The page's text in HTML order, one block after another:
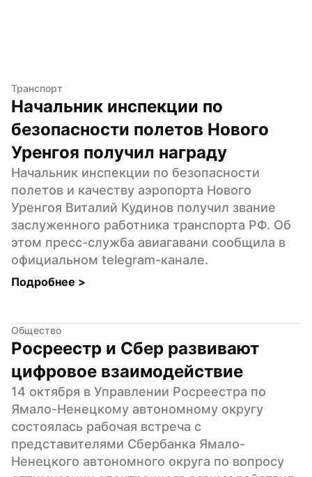
Транспорт
Начальник инспекции по
безопасности полетов Нового
Уренгоя получил награду
Начальник инспекции по безопасности
полетов и качеству аэропорта Нового
Уренгоя Виталий Кудинов получил звание
заслуженного работника транспорта РФ. Об
этом пресс-служба авиагавани сообщила в
официальном telegram-канале.
Подробнее >
Общество
Росреестр и Сбер развивают
цифровое взаимодействие
14 октября в Управлении Росреестра по
Ямало-Ненецкому автономному округу
состоялась рабочая встреча с
представителями Сбербанка Ямало-
Ненецкого автономного округа по вопросу